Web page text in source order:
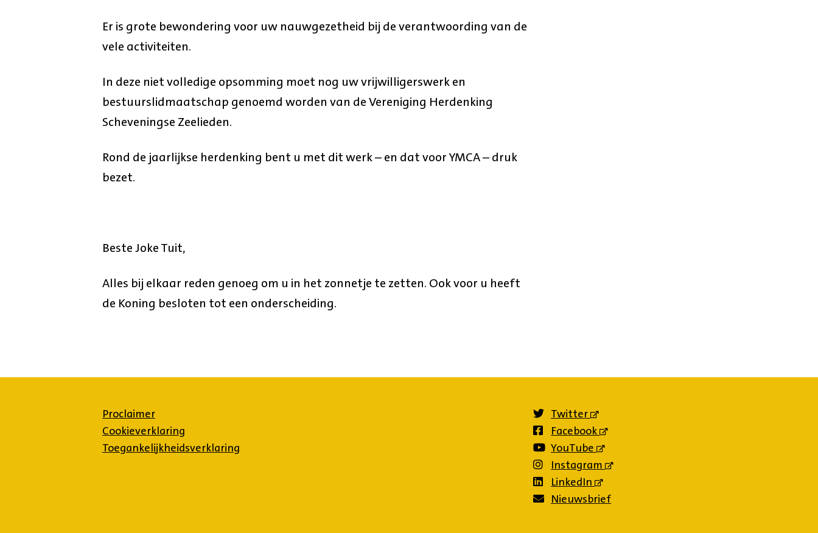
Er is grote bewondering voor uw nauwgezetheid bij de verantwoording van de
vele activiteiten.
In deze niet volledige opsomming moet nog uw vrijwilligerswerk en
bestuurslidmaatschap genoemd worden van de Vereniging Herdenking
Scheveningse Zeelieden.
Rond de jaarlijkse herdenking bent u met dit werk – en dat voor YMCA – druk
bezet.
Beste Joke Tuit,
Alles bij elkaar reden genoeg om u in het zonnetje te zetten. Ook voor u heeft
de Koning besloten tot een onderscheiding.
Proclaimer
Cookieverklaring
Toegankelijkheidsverklaring
Twitter
(externe
link)
Facebook
(externe
YouTube
(externe
link)
Instagram
(externe
LinkedIn
(externe
link)
Nieuwsbrief